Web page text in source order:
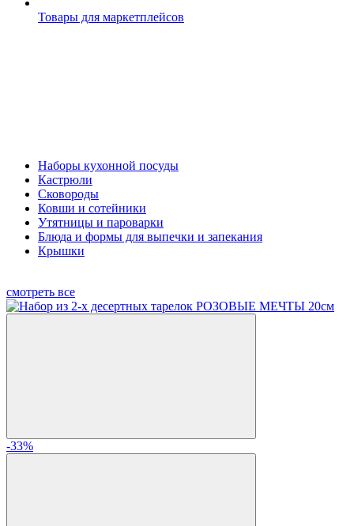
Товары для маркетплейсов
Наборы кухонной посуды
Кастрюли
Сковороды
Ковши и сотейники
Утятницы и пароварки
Блюда и формы для выпечки и запекания
Крышки
смотреть все
-33%